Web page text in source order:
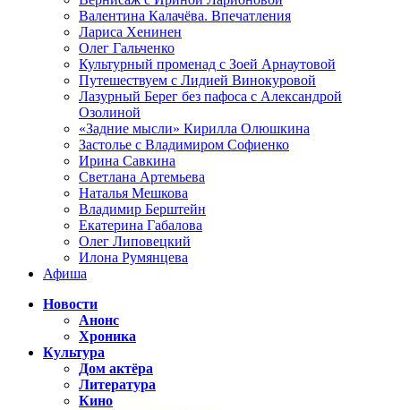
Валентина Калачёва. Впечатления
Лариса Хенинен
Олег Гальченко
Культурный променад с Зоей Арнаутовой
Путешествуем с Лидией Винокуровой
Лазурный Берег без пафоса с Александрой
Озолиной
«Задние мысли» Кирилла Олюшкина
Застолье с Владимиром Софиенко
Ирина Савкина
Светлана Артемьева
Наталья Мешкова
Владимир Берштейн
Екатерина Габалова
Олег Липовецкий
Илона Румянцева
Афиша
Новости
Анонс
Хроника
Культура
Дом актёра
Литература
Кино